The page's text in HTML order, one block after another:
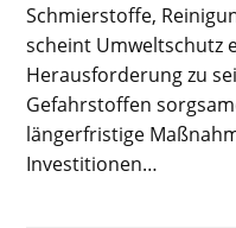
Schmierstoffe,
scheint Umweltschutz
Herausforderung zu
Gefahrstoffen
längerfristige
Investitionen…